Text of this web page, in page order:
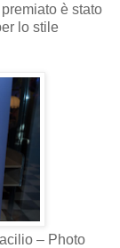
è stato
lo stile
– Photo